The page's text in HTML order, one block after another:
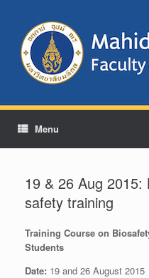
Menu
19 & 26 Aug
safety training
Training Course on
Students
Date: 19 and 26 August 2015